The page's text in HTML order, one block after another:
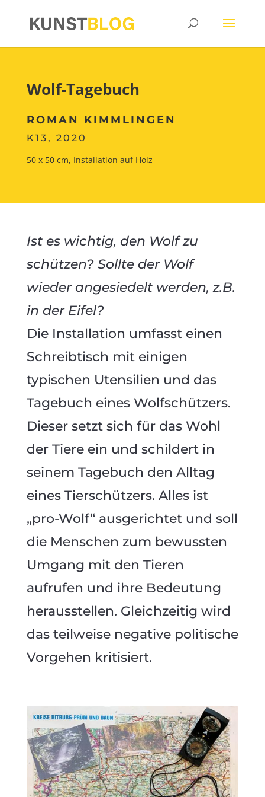
Wolf-Tagebuch
ROMAN KIMMLINGEN
K13, 2020
50 x 50 cm, Installation auf Holz
Ist es wichtig, den Wolf zu
schützen? Sollte der Wolf
wieder angesiedelt werden, z.B.
in der Eifel?
Die Installation umfasst einen
Schreibtisch mit einigen
typischen Utensilien und das
Tagebuch eines Wolfschützers.
Dieser setzt sich für das Wohl
der Tiere ein und schildert in
seinem Tagebuch den Alltag
eines Tierschützers. Alles ist
„pro-Wolf“ ausgerichtet und soll
die Menschen zum bewussten
Umgang mit den Tieren
aufrufen und ihre Bedeutung
herausstellen. Gleichzeitig wird
das teilweise negative politische
Vorgehen kritisiert.